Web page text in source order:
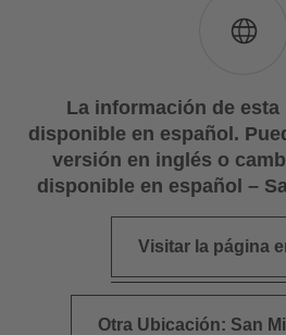
La información de esta
disponible en español.
versión en inglés o
disponible en español –
Visitar la página
Otra Ubicación: San